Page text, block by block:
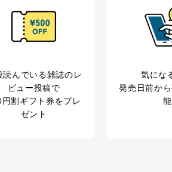
わせ係
読んでいる雑誌のレ
ビュー投稿で
割ギフト券をプレ
ゼント
気にな
発売日前か
能